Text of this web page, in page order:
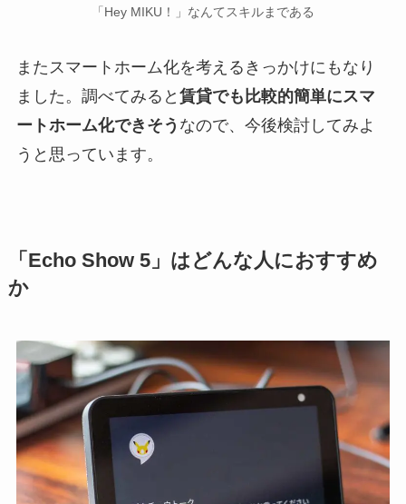
「Hey MIKU！」なんてスキルまである
またスマートホーム化を考えるきっかけにもなり
ました。調べてみると 賃貸でも比較的簡単にスマ
ートホーム化できそう なので、今後検討してみよ
うと思っています。
「Echo Show 5」はどんな人におすすめ
か